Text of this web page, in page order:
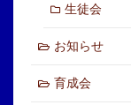
生徒会
お知らせ
育成会